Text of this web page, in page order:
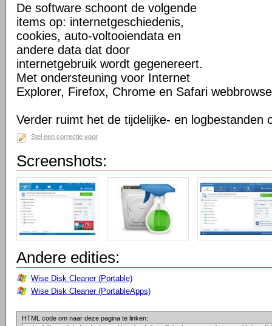
De software schoont de volgende
items op: internetgeschiedenis,
cookies, auto-voltooiendata en
andere data dat door
internetgebruik wordt gegenereert.
Met ondersteuning voor Internet
Explorer, Firefox, Chrome en Safari
Verder ruimt het de tijdelijke- en logbestanden
Stel een correctie voor
Screenshots:
Andere edities:
Wise Disk Cleaner (Portable)
Wise Disk Cleaner (PortableApps)
HTML code om naar deze pagina te linken: